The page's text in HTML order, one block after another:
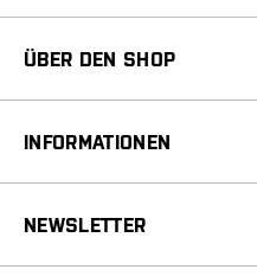
ÜBER DEN SHOP
INFORMATIONEN
NEWSLETTER